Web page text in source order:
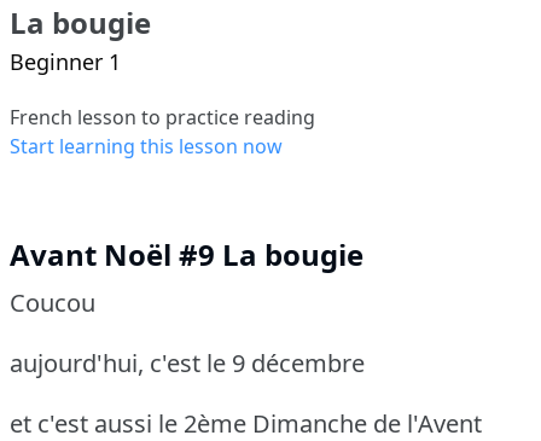
La bougie
Beginner 1
French lesson to practice reading
Start learning this lesson now
Avant Noël #9 La bougie
Coucou
aujourd'hui, c'est le 9 décembre
et c'est aussi le 2ème Dimanche de l'Avent